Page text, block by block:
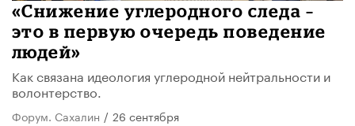
«Снижение углеродного следа –
это в первую очередь поведение
людей»
Как связана идеология углеродной нейтральности и
волонтерство.
Форум. Сахалин / 26 сентября